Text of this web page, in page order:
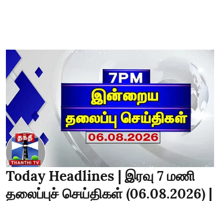
Today Headlines | இரவு 7 மணி
தலைப்புச் செய்திகள் (06.08.2026) |